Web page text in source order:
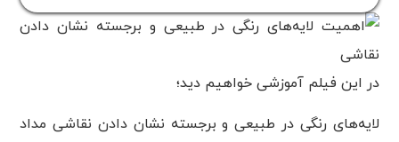
در این فیلم آموزشی خواهیم دید؛
لایه‌های رنگی در طبیعی و برجسته نشان دادن نقاشی مداد